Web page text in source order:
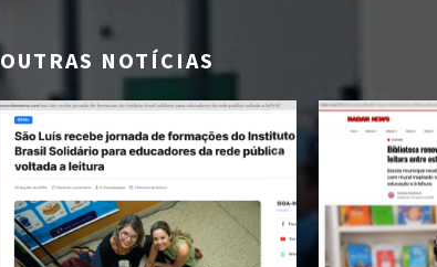
OUTRAS NOTÍCIAS